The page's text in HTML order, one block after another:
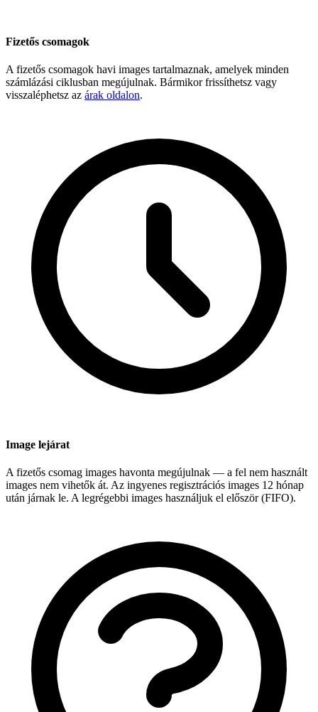
Fizetős csomagok
A fizetős csomagok havi images tartalmaznak, amelyek minden
számlázási ciklusban megújulnak. Bármikor frissíthetsz vagy
visszaléphetsz az árak oldalon.
Image lejárat
A fizetős csomag images havonta megújulnak — a fel nem használt
images nem vihetők át. Az ingyenes regisztrációs images 12 hónap
után járnak le. A legrégebbi images használjuk el először (FIFO).